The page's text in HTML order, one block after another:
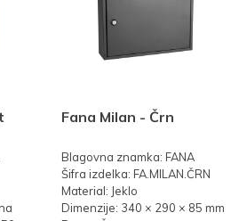
Fana Milan - Črn
Blagovna znamka: FANA
Šifra izdelka: FA.MILAN.ČRN
Material: Jeklo
Dimenzije: 340 × 290 × 85 mm